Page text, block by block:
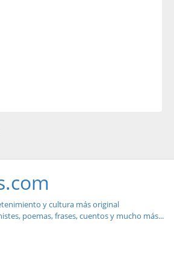
y cultura más original
poemas, frases, cuentos y mucho más...